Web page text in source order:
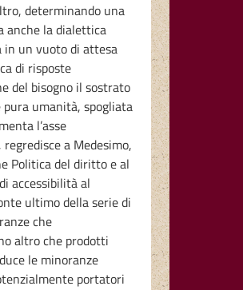
determinando una
anche la dialettica
in un vuoto di attesa
di risposte
del bisogno il sostrato
umanità, spogliata
l’asse
a Medesimo,
Politica del diritto e al
accessibilità al
ultimo della serie di
che
altro che prodotti
le minoranze
portatori